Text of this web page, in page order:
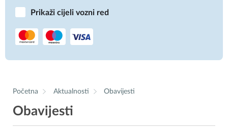
Prikaži cijeli vozni red
Početna Aktualnosti Obavijesti
Obavijesti